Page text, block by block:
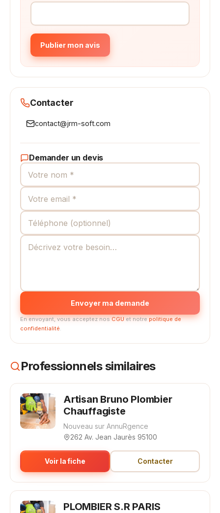
Publier mon avis
Contacter
contact@jrm-soft.com
Demander un devis
Envoyer ma demande
En envoyant, vous acceptez nosCGUet notrepolitique de
confidentialité.
Professionnels similaires
Artisan Bruno Plombier
Chauffagiste
Nouveau sur AnnuRgence
262 Av. Jean Jaurès 95100
Voir la fiche Contacter
PLOMBIER S.R PARIS